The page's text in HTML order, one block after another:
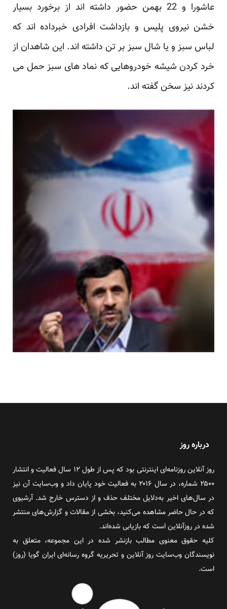
عاشورا و 22 بهمن حضور داشته اند از برخورد بسیار
خشن نیروی پلیس و بازداشت افرادی خبرداده اند که
لباس سبز و یا شال سبز بر تن داشته اند. این شاهدان از
خرد کردن شیشه خودروهایی که نماد های سبز حمل می
کردند نیز سخن گفته اند.
درباره روز
روز آنلاین روزنامه‌ای اینترنتی بود که پس از طول ۱۲ سال فعالیت و انتشار
۲۵۰۰ شماره، در سال ۲۰۱۶ به فعالیت خود پایان داد و وب‌سایت آن نیز
در سال‌های اخیر به‌دلایل مختلف حذف و از دسترس خارج شد. آرشیوی
که در حال حاضر مشاهده می‌کنید، بخشی از مقالات و گزارش‌های منتشر
شده در روزآنلاین است که بازیابی شده‌اند.
کلیه حقوق معنوی مطالب بازنشر شده در این مجموعه، متعلق به
نویسندگان وب‌سایت روز آنلاین و تحریریه گروه رسانه‌ای ایران گویا (روز)
است.